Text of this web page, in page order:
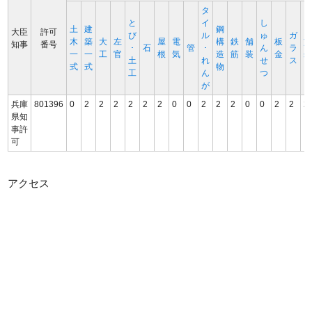
大臣
知事
許可
番号
土
木
一
式
建
築
一
式
大
工
左
官
と
び
･
土
工
石
屋
根
電
気
管
タ
イ
ル
･
れ
ん
が
鋼
構
造
物
鉄
筋
舗
装
し
ゅ
ん
せ
つ
板
金
ガ
ラ
ス
塗
装
兵庫
県知
事許
可
801396 0 2 2 2 2 2 2 0 0 2 2 2 0 0 2 2 2
アクセス